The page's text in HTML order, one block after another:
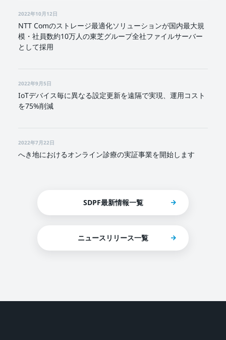
2022年10月12日
NTT Comのストレージ最適化ソリューションが国内最大規
模・社員数約10万人の東芝グループ全社ファイルサーバー
として採用
2022年9月5日
IoTデバイス毎に異なる設定更新を遠隔で実現、運用コスト
を75%削減
2022年7月22日
へき地におけるオンライン診療の実証事業を開始します
SDPF最新情報一覧
ニュースリリース一覧